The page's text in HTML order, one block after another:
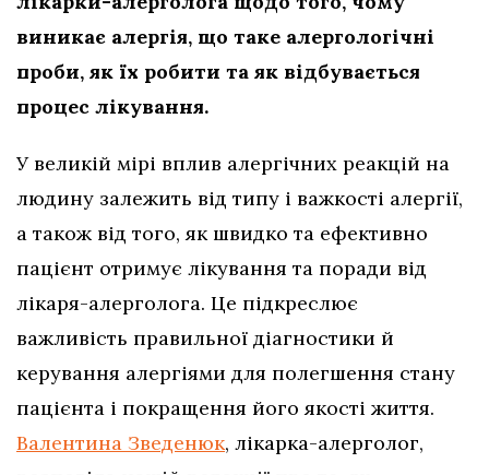
виникає алергія, що таке алергологічні
проби, як їх робити та як відбувається
процес лікування.
У великій мірі вплив алергічних реакцій на
людину залежить від типу і важкості алергії,
а також від того, як швидко та ефективно
пацієнт отримує лікування та поради від
лікаря-алерголога. Це підкреслює
важливість правильної діагностики й
керування алергіями для полегшення стану
пацієнта і покращення його якості життя.
Валентина Зведенюк, лікарка-алерголог,